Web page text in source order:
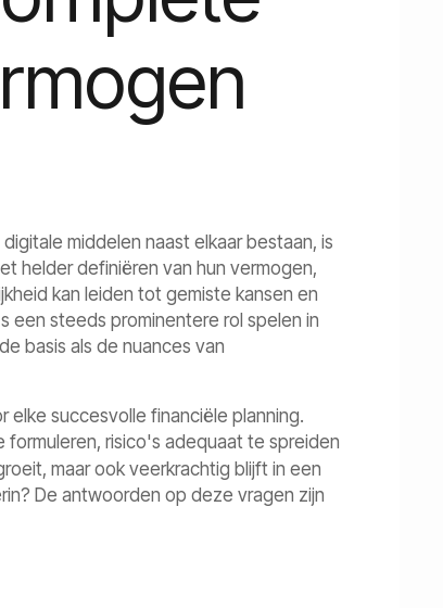
middelen naast elkaar bestaan, is
helder definiëren van hun vermogen,
kan leiden tot gemiste kansen en
een steeds prominentere rol spelen in
basis als de nuances van
succesvolle financiële planning.
formuleren, risico's adequaat te spreiden
maar ook veerkrachtig blijft in een
De antwoorden op deze vragen zijn